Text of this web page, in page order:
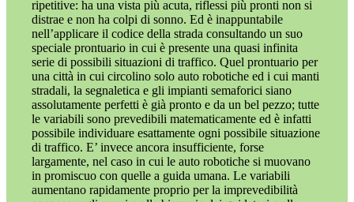
ripetitive: ha una vista più acuta, riflessi più pronti non si
distrae e non ha colpi di sonno. Ed è inappuntabile
nell’applicare il codice della strada consultando un suo
speciale prontuario in cui è presente una quasi infinita
serie di possibili situazioni di traffico. Quel prontuario per
una città in cui circolino solo auto robotiche ed i cui manti
stradali, la segnaletica e gli impianti semaforici siano
assolutamente perfetti è già pronto e da un bel pezzo; tutte
le variabili sono prevedibili matematicamente ed è infatti
possibile individuare esattamente ogni possibile situazione
di traffico. E’ invece ancora insufficiente, forse
largamente, nel caso in cui le auto robotiche si muovano
in promiscuo con quelle a guida umana. Le variabili
aumentano rapidamente proprio per la imprevedibilità